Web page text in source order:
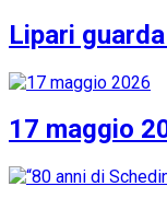
Lipari
17 maggio